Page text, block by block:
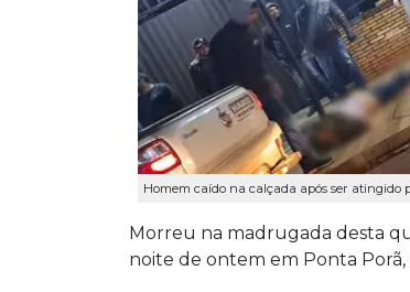
Homem caído na calçada após ser atingido
Morreu na madrugada desta
noite de ontem em Ponta Porã,